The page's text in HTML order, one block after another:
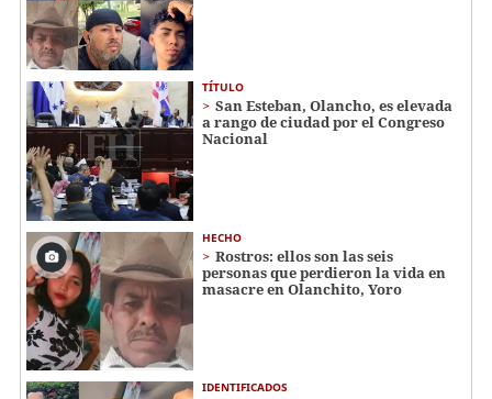
TÍTULO
San Esteban, Olancho, es elevada
a rango de ciudad por el Congreso
Nacional
HECHO
Rostros: ellos son las seis
personas que perdieron la vida en
masacre en Olanchito, Yoro
IDENTIFICADOS